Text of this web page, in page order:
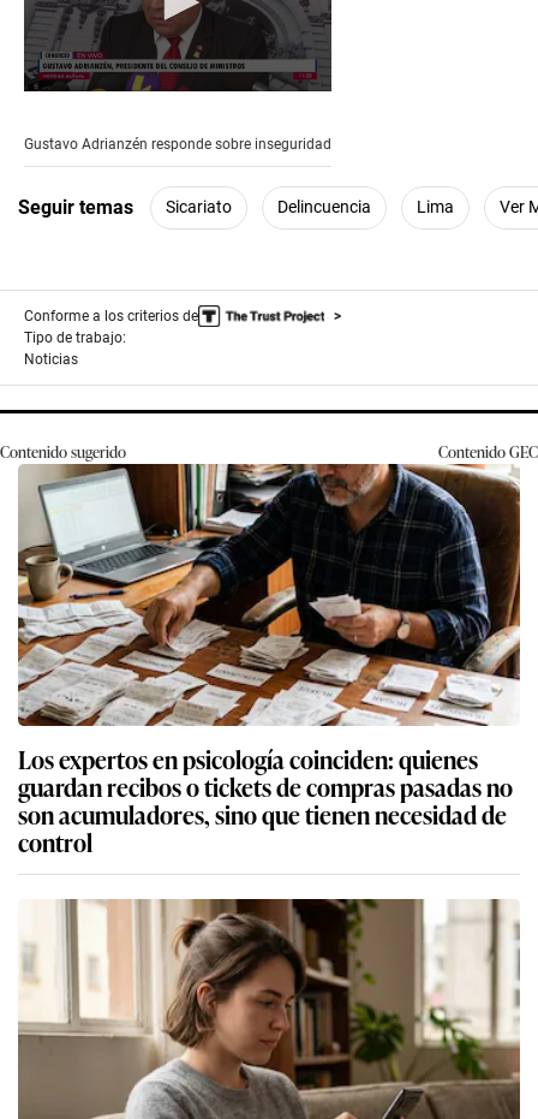
of
21
seconds
Gustavo Adrianzén responde sobre inseguridad
Seguir temas Sicariato Delincuencia Lima Ver
Conforme a los criterios de
Tipo de trabajo:
Noticias
Contenido sugerido ContenidoGEC
Los expertos en psicología coinciden: quienes
guardan recibos o tickets de compras pasadas no
son acumuladores, sino que tienen necesidad de
control